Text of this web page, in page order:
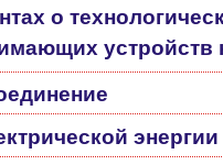
о
устройств
энергии